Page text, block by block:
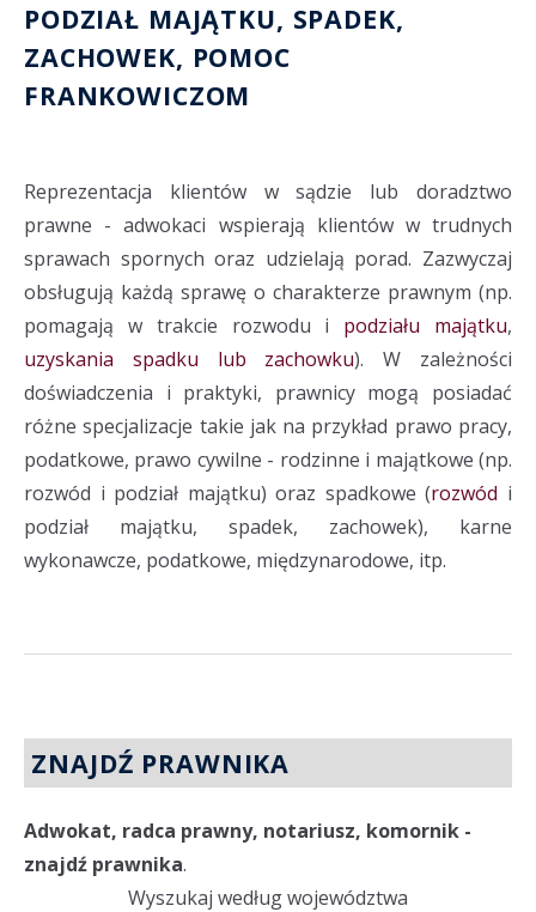
PODZIAŁ MAJĄTKU, SPADEK,
ZACHOWEK, POMOC
FRANKOWICZOM
Reprezentacja klientów w sądzie lub doradztwo
prawne - adwokaci wspierają klientów w trudnych
sprawach spornych oraz udzielają porad. Zazwyczaj
obsługują każdą sprawę o charakterze prawnym (np.
pomagają w trakcie rozwodu i podziału majątku,
uzyskania spadku lub zachowku). W zależności
doświadczenia i praktyki, prawnicy mogą posiadać
różne specjalizacje takie jak na przykład prawo pracy,
podatkowe, prawo cywilne - rodzinne i majątkowe (np.
rozwód i podział majątku) oraz spadkowe (rozwód i
podział majątku, spadek, zachowek), karne
wykonawcze, podatkowe, międzynarodowe, itp.
ZNAJDŹ PRAWNIKA
Adwokat, radca prawny, notariusz, komornik -
znajdź prawnika.
Wyszukaj według województwa